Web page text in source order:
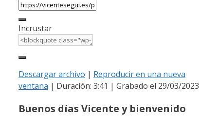
Incrustar
Descargar archivo | Reproducir en una nueva
ventana | Duración: 3:41 | Grabado el 29/03/2023
Buenos días Vicente y bienvenido